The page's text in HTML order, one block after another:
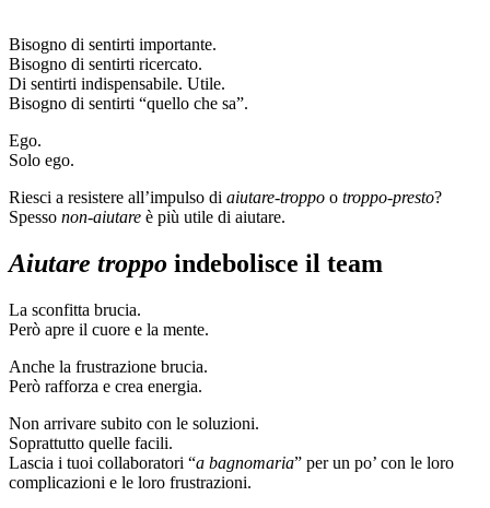
Bisogno di sentirti importante.
Bisogno di sentirti ricercato.
Di sentirti indispensabile. Utile.
Bisogno di sentirti “quello che sa”.
Ego.
Solo ego.
Riesci a resistere all’impulso di aiutare-troppo o troppo-presto?
Spesso non-aiutare è più utile di aiutare.
Aiutare troppo indebolisce il team
La sconfitta brucia.
Però apre il cuore e la mente.
Anche la frustrazione brucia.
Però rafforza e crea energia.
Non arrivare subito con le soluzioni.
Soprattutto quelle facili.
Lascia i tuoi collaboratori “a bagnomaria” per un po’ con le loro
complicazioni e le loro frustrazioni.